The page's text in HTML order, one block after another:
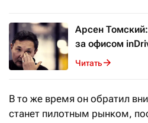
Арсен
за офисом
Читать
В то же время он обратил
станет пилотным рынком,